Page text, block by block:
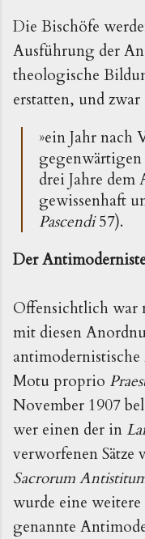
Die Bischöfe
Ausführung der
theologische
erstatten, und zwar
»ein Jahr nach
gegenwärtigen
drei Jahre dem
gewissenhaft
Pascendi57).
Der
Offensichtlich war
mit diesen
antimodernistische
Motu proprio
November 1907
wer einen der in
verworfenen
Sacrorum
wurde eine
genannte